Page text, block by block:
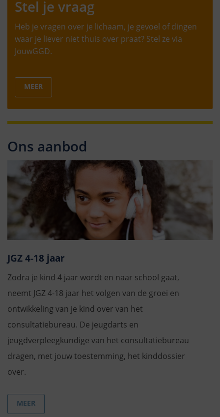
Stel je vraag
Heb je vragen over je lichaam, je gevoel of dingen
waar je liever niet thuis over praat? Stel ze via
JouwGGD.
MEER
Ons aanbod
JGZ 4-18 jaar
Zodra je kind 4 jaar wordt en naar school gaat,
neemt JGZ 4-18 jaar het volgen van de groei en
ontwikkeling van je kind over van het
consultatiebureau. De jeugdarts en
jeugdverpleegkundige van het consultatiebureau
dragen, met jouw toestemming, het kinddossier
over.
MEER